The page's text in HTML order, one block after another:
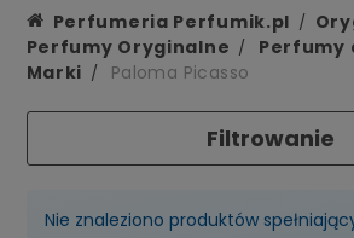
Perfumeria Perfumik.pl
Perfumy Oryginalne
Perfumy
Marki
Paloma Picasso
Filtrowanie
Nie znaleziono produktów